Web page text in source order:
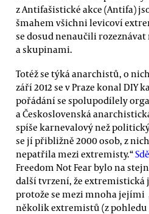
z Antifašistické akce (Antifa)
šmahem všichni levicoví
se dosud nenaučili
a skupinami.
Totéž se týká anarchistů, o
září 2012 se v Praze konal DIY
pořádání se spolupodílely
a Československá
spíše karnevalový než
se jí přibližně 2000 osob, z
nepatřila mezi extremisty.“
Freedom Not Fear bylo na
další tvrzení, že extremistická
protože se mezi mnoha jejími
několik extremistů (z pohledu